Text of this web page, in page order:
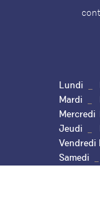
Lundi
Mardi
Mercredi
Jeudi
Vendredi
Samedi